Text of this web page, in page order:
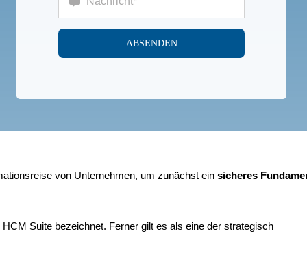
ABSENDEN
von Unternehmen, um zunächst ein sicheres
Suite bezeichnet. Ferner gilt es als eine der strategisch